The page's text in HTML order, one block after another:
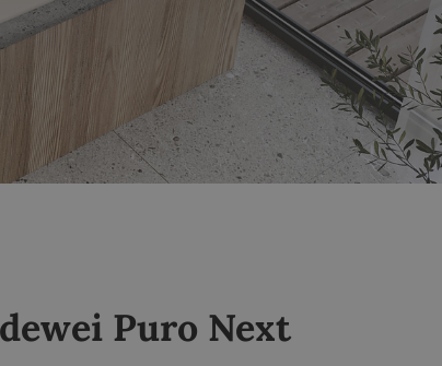
Puro Next